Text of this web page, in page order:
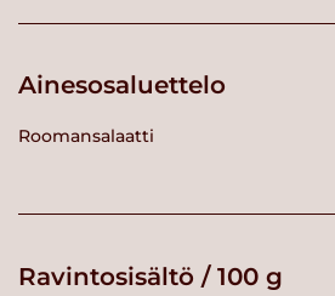
Ainesosaluettelo
Roomansalaatti
Ravintosisältö / 100 g